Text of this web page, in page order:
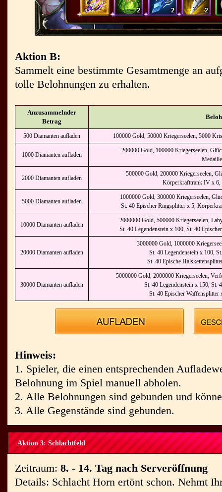
Aktion B:
Sammelt eine bestimmte Gesamtmenge an
tolle Belohnungen zu erhalten.
Anzusammelnder
Betrag
500 Diamanten aufladen 100000 Gold, 50000 Kriegerseelen, 5000
1000 Diamanten aufladen
200000 Gold, 100000 Kriegerseelen,
2000 Diamanten aufladen
500000 Gold, 200000 Kriegerseelen,
Körperkrafttrank IV x 6,
5000 Diamanten aufladen
1000000 Gold, 300000 Kriegerseelen,
St. 40 Epischer Ringsplitter x 5,
10000 Diamanten aufladen
2000000 Gold, 500000 Kriegerseelen,
St. 40 Legendenstein x 100, St. 40
20000 Diamanten aufladen
3000000 Gold, 1000000
St. 40 Legendenstein x 100,
St. 40 Epische
30000 Diamanten aufladen
5000000 Gold, 2000000 Kriegerseelen,
St. 40 Legendenstein x 150, St.
St. 40 Epischer
Hinweis:
1. Spieler, die einen entsprechenden
Belohnung im Spiel manuell abholen.
2. Alle Belohnungen sind gebunden und
3. Alle Gegenstände sind gebunden.
Aktion 3: Schlachtfeld
Zeitraum: 8. - 14. Tag nach Serveröffnung
Details: Schlacht Horn ertönt schon. Nehmt